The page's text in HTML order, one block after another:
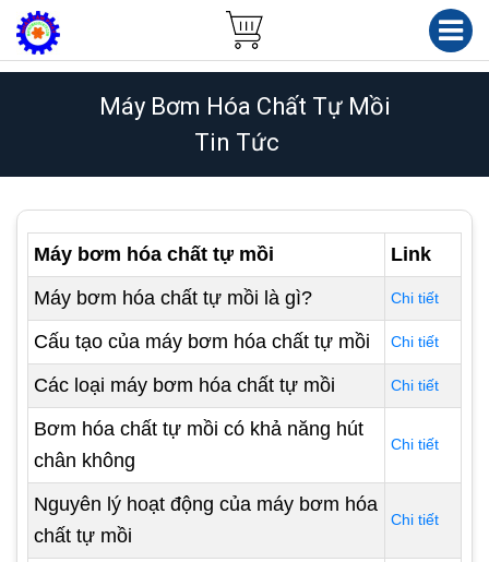
Máy Bơm Hóa Chất Tự Mồi
Tin Tức
Máy bơm hóa chất tự mồi
Link
Máy bơm hóa chất tự mồi là gì?
Chi tiết
Cấu tạo của máy bơm hóa chất tự mồi Chi tiết
Các loại máy bơm hóa chất tự mồi Chi tiết
Bơm hóa chất tự mồi có khả năng hút
chân không
Chi tiết
Nguyên lý hoạt động của máy bơm hóa
chất tự mồi
Chi tiết